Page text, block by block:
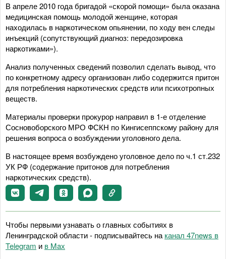
В апреле 2010 года бригадой «скорой помощи» была оказана
медицинская помощь молодой женщине, которая
находилась в наркотическом опьянении, по ходу вен следы
инъекций (сопутствующий диагноз: передозировка
наркотиками»).
Анализ полученных сведений позволил сделать вывод, что
по конкретному адресу организован либо содержится притон
для потребления наркотических средств или психотропных
веществ.
Материалы проверки прокурор направил в 1-е отделение
Сосновоборского МРО ФСКН по Кингисеппскому району для
решения вопроса о возбуждении уголовного дела.
В настоящее время возбуждено уголовное дело по ч.1 ст.232
УК РФ (содержание притонов для потребления
наркотических средств).
Чтобы первыми узнавать о главных событиях в
Ленинградской области - подписывайтесь на канал 47news в
Telegram и в Maх